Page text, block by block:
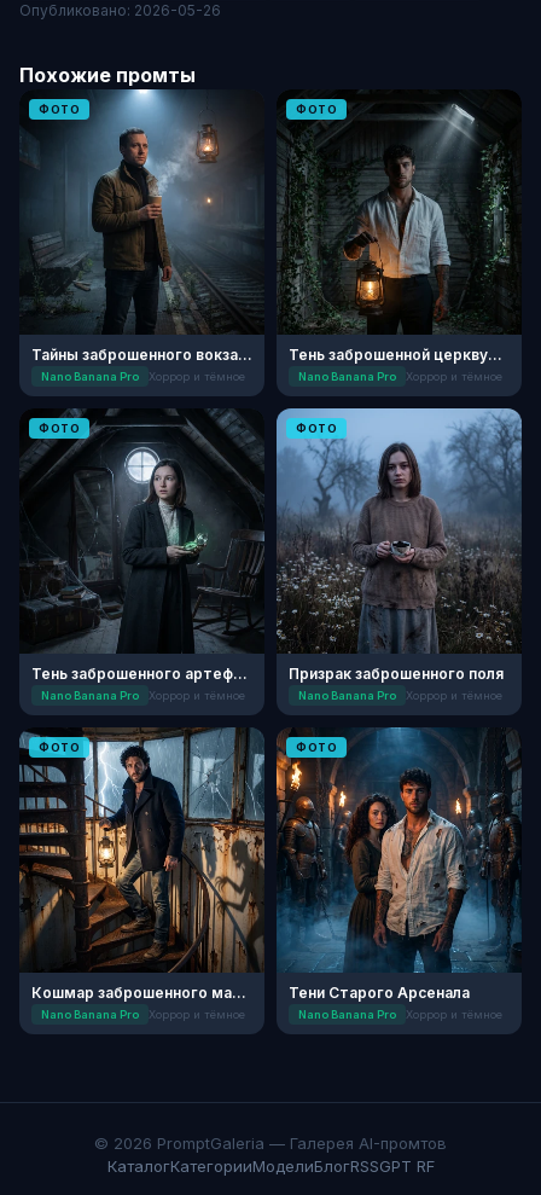
Опубликовано: 2026-05-26
Похожие промты
ФОТО
Тайны заброшенного вокзала
Nano Banana Pro Хоррор и тёмное
ФОТО
Тень заброшенной церквушки
Nano Banana Pro Хоррор и тёмное
ФОТО
Тень заброшенного артефакта
Nano Banana Pro Хоррор и тёмное
ФОТО
Призрак заброшенного поля
Nano Banana Pro Хоррор и тёмное
ФОТО
Кошмар заброшенного маяка
Nano Banana Pro Хоррор и тёмное
ФОТО
Тени Старого Арсенала
Nano Banana Pro Хоррор и тёмное
© 2026 PromptGaleria — Галерея AI-промтов
КаталогКатегорииМоделиБлогRSSGPT RF